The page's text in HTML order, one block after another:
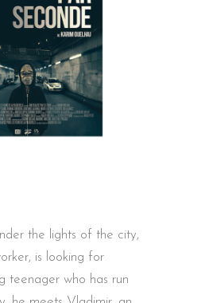
the lights of the city,
is looking for
teenager who has run